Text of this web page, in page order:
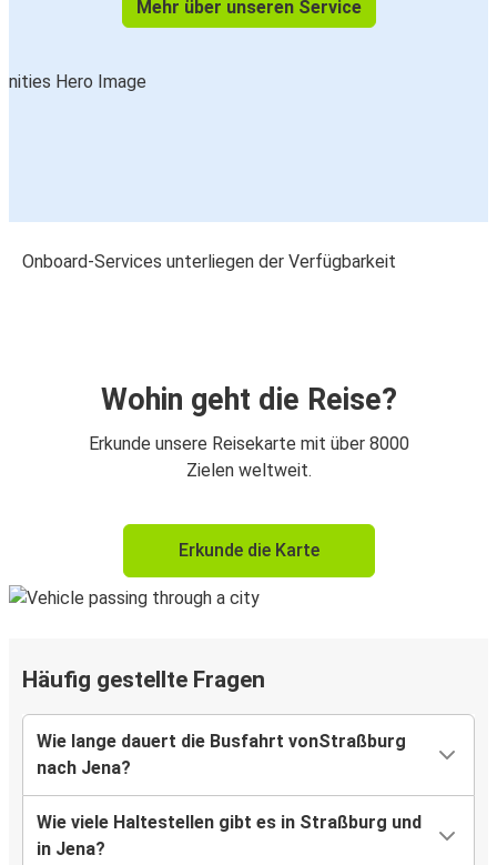
Mehr über unseren Service
Onboard-Services unterliegen der Verfügbarkeit
Wohin geht die Reise?
Erkunde unsere Reisekarte mit über 8000
Zielen weltweit.
Erkunde die Karte
Häufig gestellte Fragen
Wie lange dauert die Busfahrt vonStraßburg
nach Jena?
Wie viele Haltestellen gibt es in Straßburg und
in Jena?